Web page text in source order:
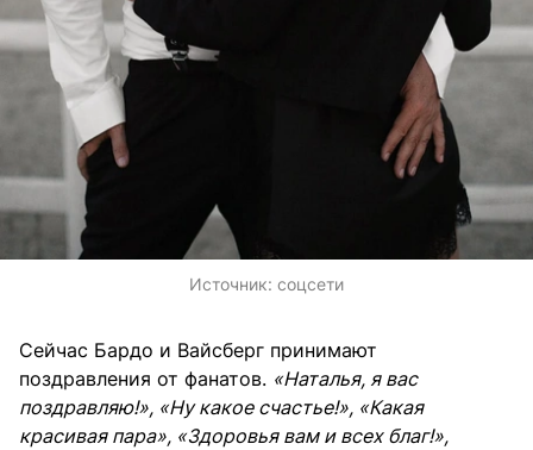
Источник: соцсети
Сейчас Бардо и Вайсберг принимают
поздравления от фанатов. «Наталья, я вас
поздравляю!», «Ну какое счастье!», «Какая
красивая пара», «Здоровья вам и всех благ!»,